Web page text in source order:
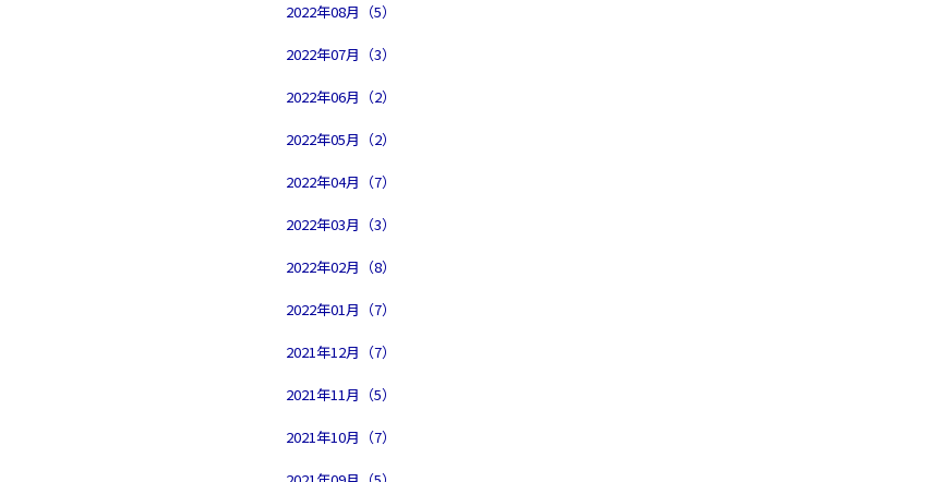
2022年08月（5）
2022年07月（3）
2022年06月（2）
2022年05月（2）
2022年04月（7）
2022年03月（3）
2022年02月（8）
2022年01月（7）
2021年12月（7）
2021年11月（5）
2021年10月（7）